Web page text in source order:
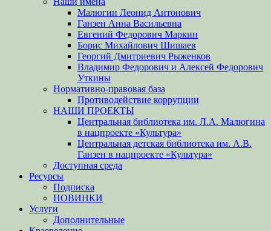
Малюгин Леонид Антонович
Ганзен Анна Васильевна
Евгений Федорович Маркин
Борис Михайлович Шишаев
Георгий Дмитриевич Рыженков
Владимир Федорович и Алексей Федорович
Уткины
Нормативно-правовая база
Противодействие коррупции
НАШИ ПРОЕКТЫ
Центральная библиотека им. Л.А. Малюгина
в нацпроекте «Культура»
Центральная детская библиотека им. А.В.
Ганзен в нацпроекте «Культура»
Доступная среда
Ресурсы
Подписка
НОВИНКИ
Услуги
Дополнительные